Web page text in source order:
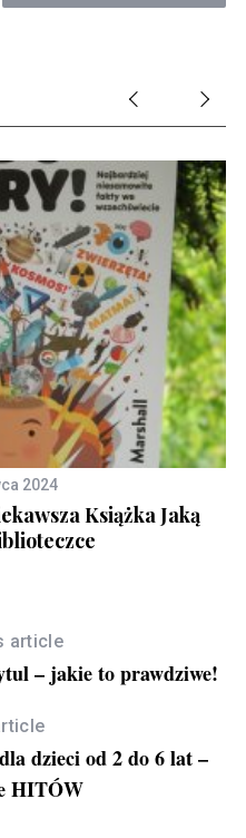
2024
Książka Jaką
article
– jakie to prawdziwe!
dzieci od 2 do 6 lat –
HITÓW